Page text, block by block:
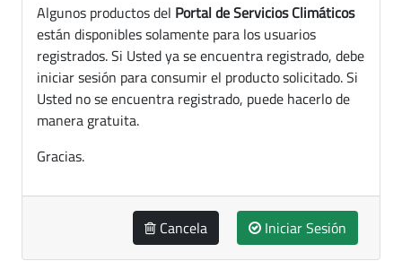
Algunos productos del Portal de Servicios Climáticos
están disponibles solamente para los usuarios
registrados. Si Usted ya se encuentra registrado, debe
iniciar sesión para consumir el producto solicitado. Si
Usted no se encuentra registrado, puede hacerlo de
manera gratuita.
Gracias.
Cancela Iniciar Sesión